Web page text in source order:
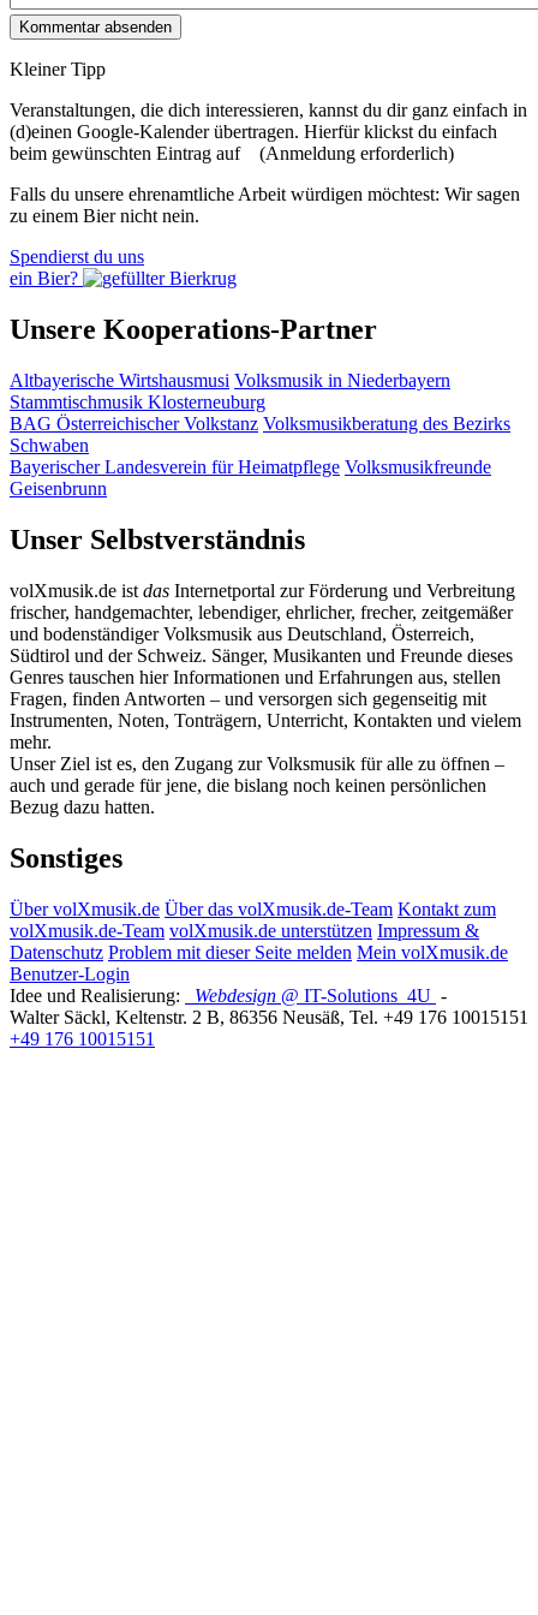
Kleiner Tipp
Veranstaltungen, die dich interessieren, kannst du dir ganz einfach in
(d)einen Google-Kalender übertragen. Hierfür klickst du einfach
beim gewünschten Eintrag auf
(Anmeldung erforderlich)
Falls du unsere ehrenamtliche Arbeit würdigen möchtest: Wir sagen
zu einem Bier nicht nein.
Spendierst du uns
ein Bier?
Unsere Kooperations-Partner
Altbayerische Wirtshausmusi Volksmusik in Niederbayern
Stammtischmusik Klosterneuburg
BAG Österreichischer Volkstanz Volksmusikberatung des Bezirks
Schwaben
Bayerischer Landesverein für Heimatpflege Volksmusikfreunde
Geisenbrunn
Unser Selbstverständnis
volXmusik.de ist das Internetportal zur Förderung und Verbreitung
frischer, handgemachter, lebendiger, ehrlicher, frecher, zeitgemäßer
und bodenständiger Volksmusik aus Deutschland, Österreich,
Südtirol und der Schweiz. Sänger, Musikanten und Freunde dieses
Genres tauschen hier Informationen und Erfahrungen aus, stellen
Fragen, finden Antworten – und versorgen sich gegenseitig mit
Instrumenten, Noten, Tonträgern, Unterricht, Kontakten und vielem
mehr.
Unser Ziel ist es, den Zugang zur Volksmusik für alle zu öffnen –
auch und gerade für jene, die bislang noch keinen persönlichen
Bezug dazu hatten.
Sonstiges
Über volXmusik.de Über das volXmusik.de-Team Kontakt zum
volXmusik.de-Team volXmusik.de unterstützen Impressum &
Datenschutz Problem mit dieser Seite melden Mein volXmusik.de
Benutzer-Login
Idee und Realisierung:
Webdesign @ IT-Solutions 4U -
Walter Säckl, Keltenstr. 2 B, 86356 Neusäß, Tel. +49 176 10015151
+49 176 10015151